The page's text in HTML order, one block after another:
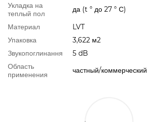
Укладка на
теплый пол
да (t ° до 27 ° С)
Материал
LVT
Упаковка
3,622 м2
Звукопоглинання
5 dB
Область
применения
частный/коммерческий